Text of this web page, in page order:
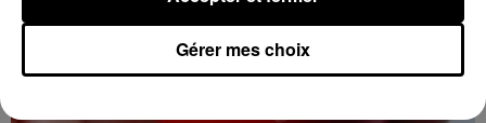
Gérer mes choix